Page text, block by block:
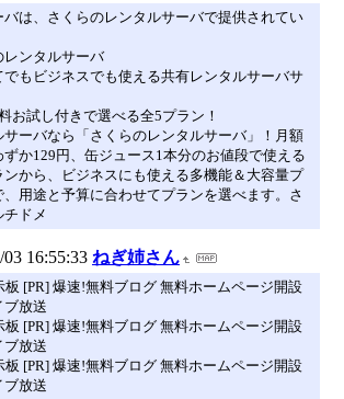
バは、さくらのレンタルサーバで提供されてい
レンタルサーバ
でもビジネスでも使える共有レンタルサーバサ
お試し付きで選べる全5プラン！
サーバなら「さくらのレンタルサーバ」！月額
ずか129円、缶ジュース1本分のお値段で使える
ンから、ビジネスにも使える多機能＆大容量プ
、用途と予算に合わせてプランを選べます。さ
チドメ
03 16:55:33 ねぎ姉さん
板 [PR] 爆速!無料ブログ 無料ホームページ開設
ブ放送
板 [PR] 爆速!無料ブログ 無料ホームページ開設
ブ放送
板 [PR] 爆速!無料ブログ 無料ホームページ開設
ブ放送